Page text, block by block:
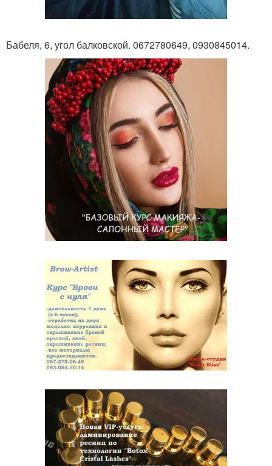
Бабеля, 6, угол балковской. 0672780649, 0930845014.